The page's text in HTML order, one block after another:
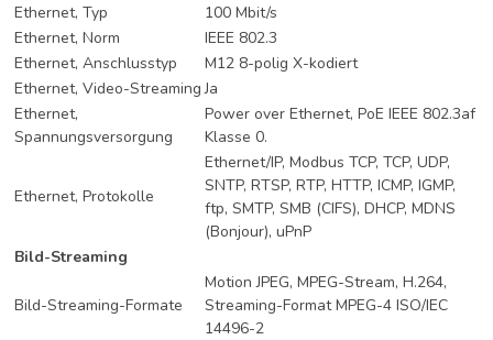
Ethernet, Typ
100 Mbit/s
Ethernet, Norm
IEEE 802.3
Ethernet, Anschlusstyp
M12 8-polig X-kodiert
Ethernet, Video-Streaming Ja
Ethernet,
Spannungsversorgung
Power over Ethernet, PoE IEEE 802.3af
Klasse 0.
Ethernet, Protokolle
Ethernet/IP, Modbus TCP, TCP, UDP,
SNTP, RTSP, RTP, HTTP, ICMP, IGMP,
ftp, SMTP, SMB (CIFS), DHCP, MDNS
(Bonjour), uPnP
Bild-Streaming
Bild-Streaming-Formate
Motion JPEG, MPEG-Stream, H.264,
Streaming-Format MPEG-4 ISO/IEC
14496-2